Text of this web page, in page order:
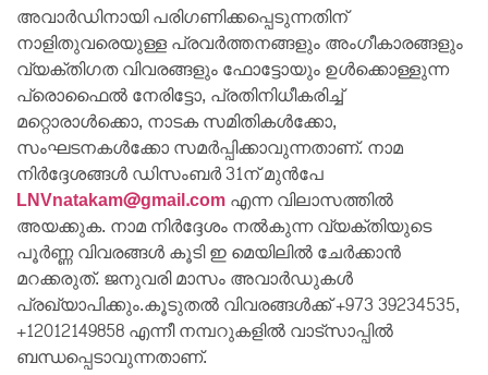
അവാർഡിനായി പരിഗണിക്കപ്പെടുന്നതിന്
നാളിതുവരെയുള്ള പ്രവർത്തനങ്ങളും അംഗീകാരങ്ങളും
വ്യക്തിഗത വിവരങ്ങളും ഫോട്ടോയും ഉൾക്കൊള്ളുന്ന
പ്രൊഫൈൽ നേരിട്ടോ, പ്രതിനിധീകരിച്ച്
മറ്റൊരാൾക്കൊ, നാടക സമിതികൾക്കോ,
സംഘടനകൾക്കോ സമർപ്പിക്കാവുന്നതാണ്. നാമ
നിർദ്ദേശങ്ങൾ ഡിസംബർ 31ന് മുൻപേ
LNVnatakam@gmail.comഎന്ന വിലാസത്തിൽ
അയക്കുക. നാമ നിർദ്ദേശം നൽകുന്ന വ്യക്തിയുടെ
പൂർണ്ണ വിവരങ്ങൾ കൂടി ഇ മെയിലിൽ ചേർക്കാൻ
മറക്കരുത്. ജനുവരി മാസം അവാർഡുകൾ
പ്രഖ്യാപിക്കും.കൂടുതൽ വിവരങ്ങൾക്ക് +973 39234535,
+12012149858 എന്നീ നമ്പറുകളിൽ വാട്സാപ്പിൽ
ബന്ധപ്പെടാവുന്നതാണ്.